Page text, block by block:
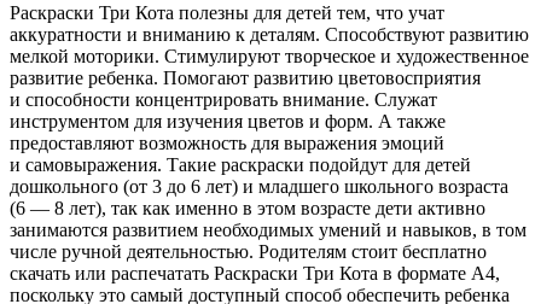
Раскраски Три Кота полезны для детей тем, что учат
аккуратности и вниманию к деталям. Способствуют развитию
мелкой моторики. Стимулируют творческое и художественное
развитие ребенка. Помогают развитию цветовосприятия
и способности концентрировать внимание. Служат
инструментом для изучения цветов и форм. А также
предоставляют возможность для выражения эмоций
и самовыражения. Такие раскраски подойдут для детей
дошкольного (от 3 до 6 лет) и младшего школьного возраста
(6 — 8 лет), так как именно в этом возрасте дети активно
занимаются развитием необходимых умений и навыков, в том
числе ручной деятельностью. Родителям стоит бесплатно
скачать или распечатать Раскраски Три Кота в формате A4,
поскольку это самый доступный способ обеспечить ребенка